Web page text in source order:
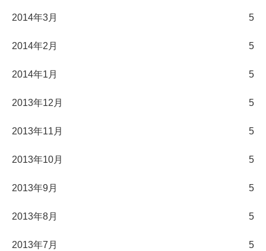
2014年3月 5
2014年2月 5
2014年1月 5
2013年12月 5
2013年11月 5
2013年10月 5
2013年9月 5
2013年8月 5
2013年7月 5